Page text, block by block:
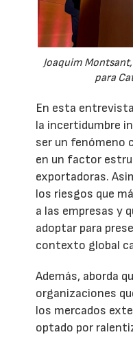
Joaquim
para
En esta
la incertidumbre
ser un fenómeno
en un factor
exportadoras.
los riesgos que
a las empresas y
adoptar para
contexto global
Además, aborda
organizaciones
los mercados
optado por